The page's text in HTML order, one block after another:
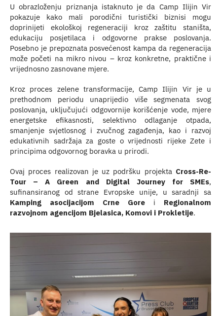
U obrazloženju priznanja istaknuto je da Camp Ilijin Vir
pokazuje kako mali porodični turistički biznisi mogu
doprinijeti ekološkoj regeneraciji kroz zaštitu staništa,
edukaciju posjetilaca i odgovorne prakse poslovanja.
Posebno je prepoznata posvećenost kampa da regeneracija
može početi na mikro nivou – kroz konkretne, praktične i
vrijednosno zasnovane mjere.
Kroz proces zelene transformacije, Camp Ilijin Vir je u
prethodnom periodu unaprijedio više segmenata svog
poslovanja, uključujući odgovornije korišćenje vode, mjere
energetske efikasnosti, selektivno odlaganje otpada,
smanjenje svjetlosnog i zvučnog zagađenja, kao i razvoj
edukativnih sadržaja za goste o vrijednosti rijeke Zete i
principima odgovornog boravka u prirodi.
Ovaj proces realizovan je uz podršku projekta Cross-Re-
Tour – A Green and Digital Journey for SMEs,
sufinansiranog od strane Evropske unije, u saradnji sa
Kamping asocijacijom Crne Gore i Regionalnom
razvojnom agencijom Bjelasica, Komovi i Prokletije.